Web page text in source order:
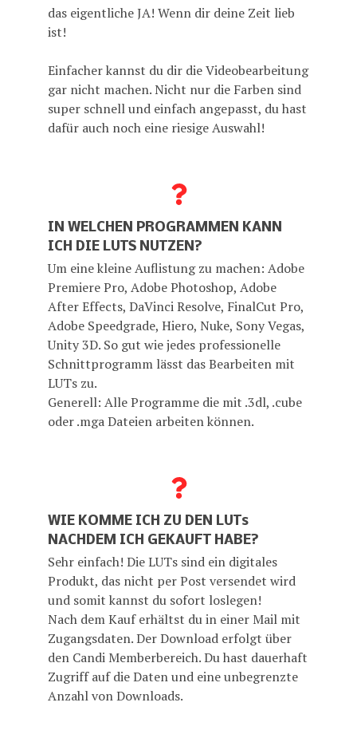
das eigentliche JA! Wenn dir deine Zeit lieb
ist!
Einfacher kannst du dir die Videobearbeitung
gar nicht machen. Nicht nur die Farben sind
super schnell und einfach angepasst, du hast
dafür auch noch eine riesige Auswahl!
IN WELCHEN PROGRAMMEN KANN
ICH DIE LUTS NUTZEN?
Um eine kleine Auflistung zu machen: Adobe
Premiere Pro, Adobe Photoshop, Adobe
After Effects, DaVinci Resolve, FinalCut Pro,
Adobe Speedgrade, Hiero, Nuke, Sony Vegas,
Unity 3D. So gut wie jedes professionelle
Schnittprogramm lässt das Bearbeiten mit
LUTs zu.
Generell: Alle Programme die mit .3dl, .cube
oder .mga Dateien arbeiten können.
WIE KOMME ICH ZU DEN LUTs
NACHDEM ICH GEKAUFT HABE?
Sehr einfach! Die LUTs sind ein digitales
Produkt, das nicht per Post versendet wird
und somit kannst du sofort loslegen!
Nach dem Kauf erhältst du in einer Mail mit
Zugangsdaten. Der Download erfolgt über
den Candi Memberbereich. Du hast dauerhaft
Zugriff auf die Daten und eine unbegrenzte
Anzahl von Downloads.